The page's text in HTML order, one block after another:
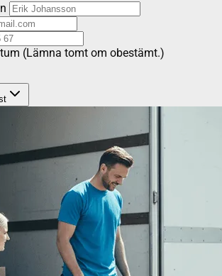
(Lämna tomt om obestämt.)